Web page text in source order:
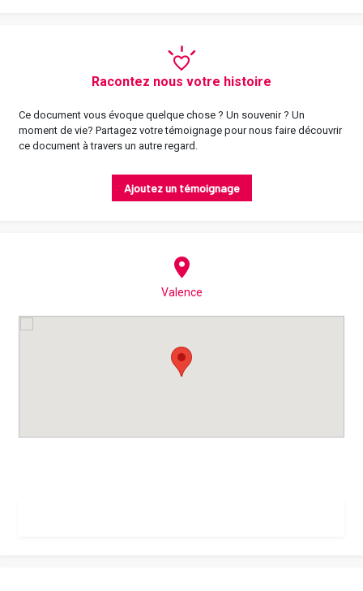
Racontez nous votre histoire
Ce document vous évoque quelque chose ? Un souvenir ? Un
moment de vie? Partagez votre témoignage pour nous faire découvrir
ce document à travers un autre regard.
Ajoutez un témoignage
Valence